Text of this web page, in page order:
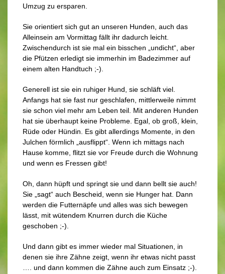
Umzug zu ersparen.
Sie orientiert sich gut an unseren Hunden, auch das
Alleinsein am Vormittag fällt ihr dadurch leicht.
Zwischendurch ist sie mal ein bisschen „undicht“, aber
die Pfützen erledigt sie immerhin im Badezimmer auf
einem alten Handtuch ;-).
Generell ist sie ein ruhiger Hund, sie schläft viel.
Anfangs hat sie fast nur geschlafen, mittlerweile nimmt
sie schon viel mehr am Leben teil. Mit anderen Hunden
hat sie überhaupt keine Probleme. Egal, ob groß, klein,
Rüde oder Hündin. Es gibt allerdings Momente, in den
Julchen förmlich „ausflippt“. Wenn ich mittags nach
Hause komme, flitzt sie vor Freude durch die Wohnung
und wenn es Fressen gibt!
Oh, dann hüpft und springt sie und dann bellt sie auch!
Sie „sagt“ auch Bescheid, wenn sie Hunger hat. Dann
werden die Futternäpfe und alles was sich bewegen
lässt, mit wütendem Knurren durch die Küche
geschoben ;-).
Und dann gibt es immer wieder mal Situationen, in
denen sie ihre Zähne zeigt, wenn ihr etwas nicht passt
…. und dann kommen die Zähne auch zum Einsatz ;-).